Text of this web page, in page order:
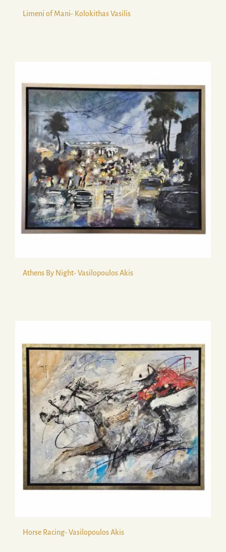
Limeni of Mani- Kolokithas Vasilis
Athens By Night- Vasilopoulos Akis
Horse Racing- Vasilopoulos Akis